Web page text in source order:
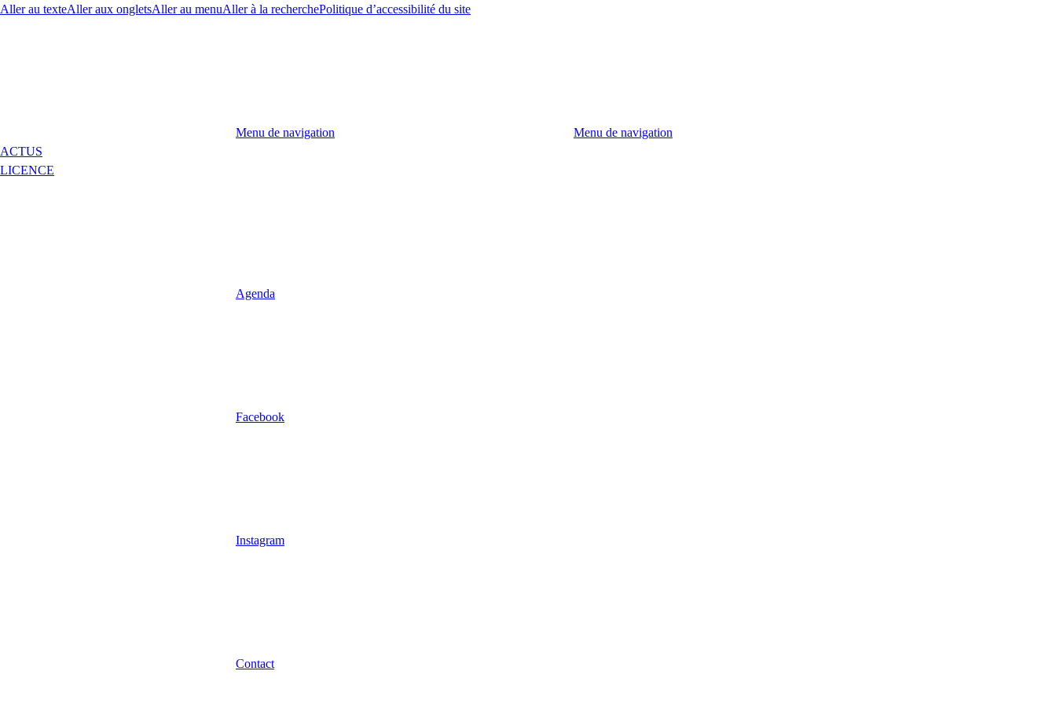
Aller au texteAller aux ongletsAller au menuAller à la recherchePolitique d’accessibilité du site
Menu de navigation
Menu de navigation
ACTUS
LICENCE
Agenda
Facebook
Instagram
Contact